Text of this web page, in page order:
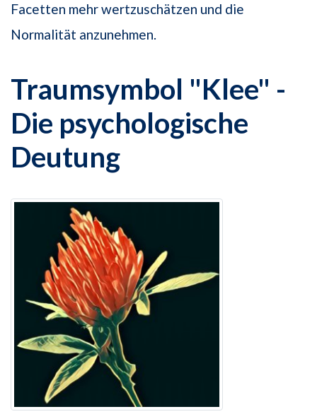
Facetten mehr wertzuschätzen und die
Normalität anzunehmen.
Traumsymbol "Klee" -
Die psychologische
Deutung